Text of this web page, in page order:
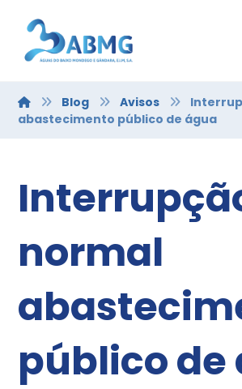
Blog Avisos
abastecimento público de água
normal
público de